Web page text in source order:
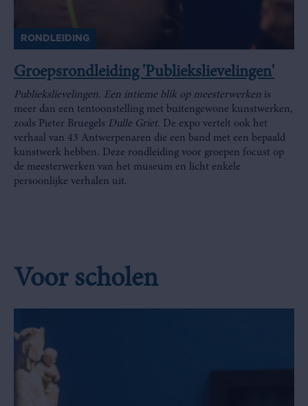
RONDLEIDING
Groepsrondleiding 'Publiekslievelingen'
Publiekslievelingen. Een intieme blik op meesterwerken is
meer dan een tentoonstelling met buitengewone kunstwerken,
zoals Pieter Bruegels Dulle Griet. De expo vertelt ook het
verhaal van 43 Antwerpenaren die een band met een bepaald
kunstwerk hebben. Deze rondleiding voor groepen focust op
de meesterwerken van het museum en licht enkele
persoonlijke verhalen uit.
Voor scholen